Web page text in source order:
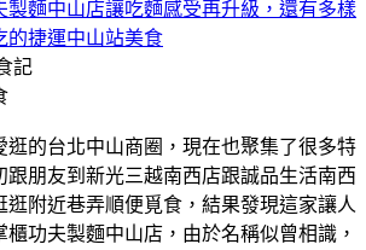
製麵中山店讓吃麵感受再升級，還有多樣
的捷運中山站美食
記
逛的台北中山商圈，現在也聚集了很多特
跟朋友到新光三越南西店跟誠品生活南西
逛附近巷弄順便覓食，結果發現這家讓人
櫃功夫製麵中山店，由於名稱似曾相識，